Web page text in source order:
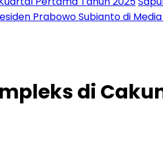
Prabowo Subianto di Media
di